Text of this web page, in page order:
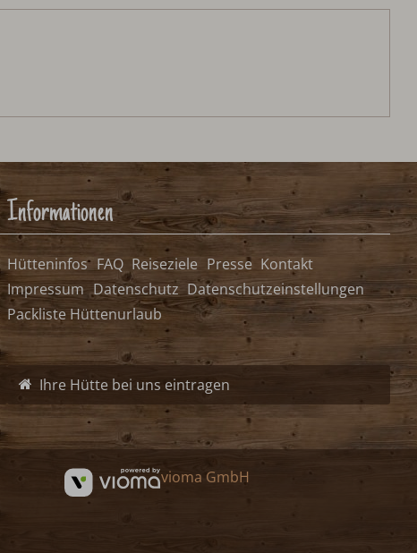
Informationen
Hütteninfos FAQ Reiseziele Presse Kontakt
Impressum Datenschutz Datenschutzeinstellungen
Packliste Hüttenurlaub
Ihre Hütte bei uns eintragen
vioma GmbH